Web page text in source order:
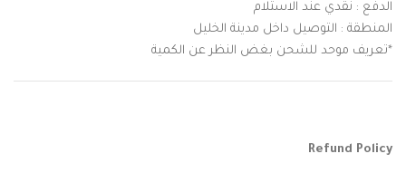
الدفع : نقدي عند الاستلام
المنطقة : التوصيل داخل مدينة الخليل
*تعريف موحد للشحن بغض النظر عن الكمية
Refund Policy